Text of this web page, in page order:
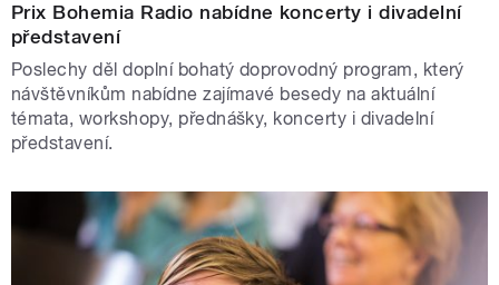
Prix Bohemia Radio nabídne koncerty i divadelní
představení
Poslechy děl doplní bohatý doprovodný program, který
návštěvníkům nabídne zajímavé besedy na aktuální
témata, workshopy, přednášky, koncerty i divadelní
představení.